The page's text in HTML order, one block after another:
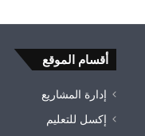
أقسام الموقع
إدارة المشاريع
إكسل للتعليم